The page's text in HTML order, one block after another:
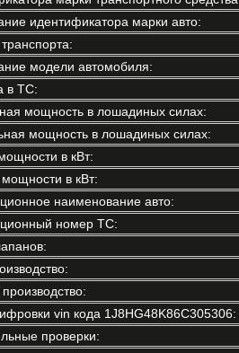
идентификатора марки авто:
модели автомобиля:
в ТС:
мощность в лошадиных силах:
мощность в лошадиных силах:
в кВт:
в кВт:
наименование авто:
номер ТС:
vin кода 1J8HG48K86C305306:
проверки: